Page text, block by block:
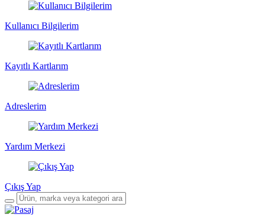
Kullanıcı Bilgilerim
Kayıtlı Kartlarım
Adreslerim
Yardım Merkezi
Çıkış Yap